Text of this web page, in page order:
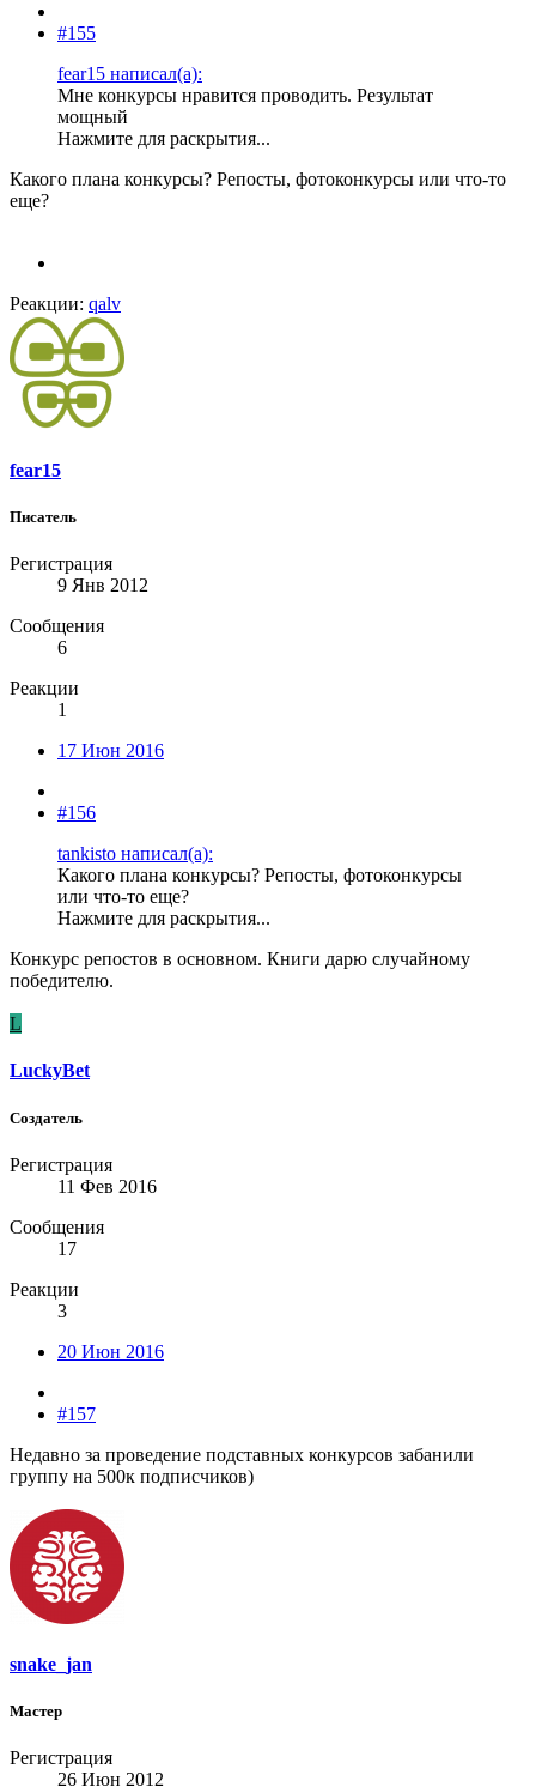
#155
fear15 написал(а):
Мне конкурсы нравится проводить. Результат
мощный
Нажмите для раскрытия...
Какого плана конкурсы? Репосты, фотоконкурсы или что-то
еще?
Реакции: qalv
fear15
Писатель
Регистрация
9 Янв 2012
Сообщения
6
Реакции
1
17 Июн 2016
#156
tankisto написал(а):
Какого плана конкурсы? Репосты, фотоконкурсы
или что-то еще?
Нажмите для раскрытия...
Конкурс репостов в основном. Книги дарю случайному
победителю.
L
LuckyBet
Создатель
Регистрация
11 Фев 2016
Сообщения
17
Реакции
3
20 Июн 2016
#157
Недавно за проведение подставных конкурсов забанили
группу на 500к подписчиков)
snake_jan
Мастер
Регистрация
26 Июн 2012